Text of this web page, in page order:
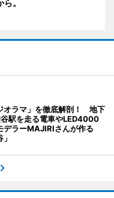
。
オラマ」を徹底解剖！ 地下
駅を走る電車やLED4000
ラーMAJIRIさんが作る